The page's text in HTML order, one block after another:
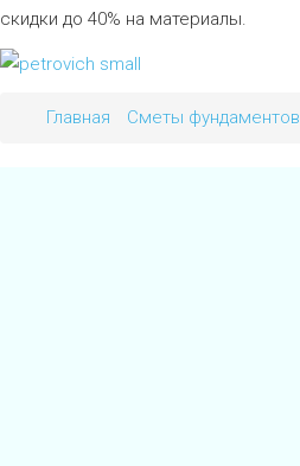
скидки до 40% на материалы.
Главная Сметы фундаментов